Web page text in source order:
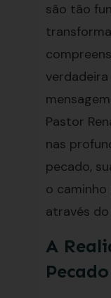
são tão
verdadeira
Pastor
nas
pecado,
o
através
A
Pecado